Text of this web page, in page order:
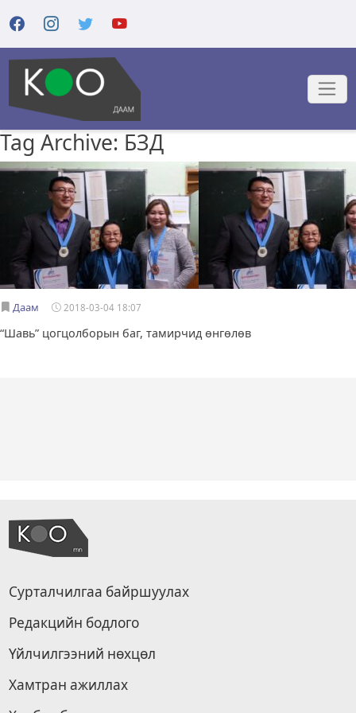
Tag Archive: БЗД
Даам 2018-03-04 18:07
“Шавь” цогцолборын баг, тамирчид өнгөлөв
Сурталчилгаа байршуулах
Редакцийн бодлого
Үйлчилгээний нөхцөл
Хамтран ажиллах